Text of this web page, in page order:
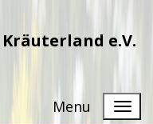
e.V.
Menu